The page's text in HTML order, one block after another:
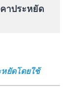
าประหยัด
ยัดโดยใช้